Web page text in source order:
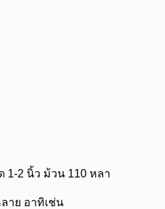
1-2 นิ้ว ม้วน 110 หลา
าย อาทิเช่น